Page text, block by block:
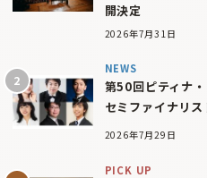
開決定
2026年7月31日
NEWS
第50回ピティナ・
セミファイナリ
2026年7月29日
PICK UP